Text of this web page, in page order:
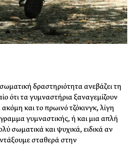
δραστηριότητα ανεβάζει τη
ότι τα γυμναστήρια ξαναγεμίζουν
και το πρωινό τζόκινγκ, λίγη
γυμναστικής, ή και μια απλή
σωματικά και ψυχικά, ειδικά αν
σταθερά στην